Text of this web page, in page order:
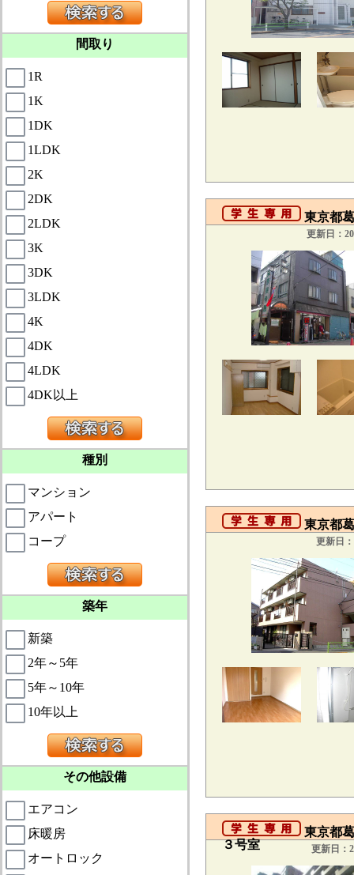
間取り
1R
1K
1DK
1LDK
2K
2DK
2LDK
3K
3DK
3LDK
4K
4DK
4LDK
4DK以上
種別
マンション
アパート
コープ
築年
新築
2年～5年
5年～10年
10年以上
その他設備
エアコン
床暖房
オートロック
東京都
更新日：
東京都
更新日
東京都
３号室
更新日：